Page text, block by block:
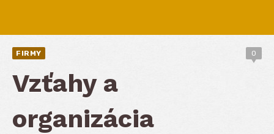
FIRMY 0
Vzťahy a
organizácia